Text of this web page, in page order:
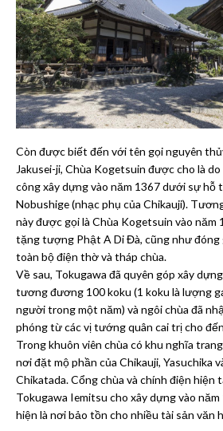
Còn được biết đến với tên gọi nguyên
Jakusei-ji, Chùa Kogetsuin được cho là
công xây dựng vào năm 1367 dưới sự hỗ
Nobushige (nhạc phụ của Chikauji).
này được gọi là Chùa Kogetsuin vào năm
tặng tượng Phật A Di Đà, cũng như đóng
toàn bộ điện thờ và tháp chùa.
Về sau, Tokugawa đã quyên góp xây
tương đương 100 koku (1 koku là lượng
người trong một năm) và ngôi chùa đã
phóng từ các vị tướng quân cai trị cho
Trong khuôn viên chùa có khu nghĩa
nơi đặt mộ phần của Chikauji, Yasuchika
Chikatada. Cổng chùa và chính điện hiện
Tokugawa Iemitsu cho xây dựng vào
hiện là nơi bảo tồn cho nhiều tài sản văn